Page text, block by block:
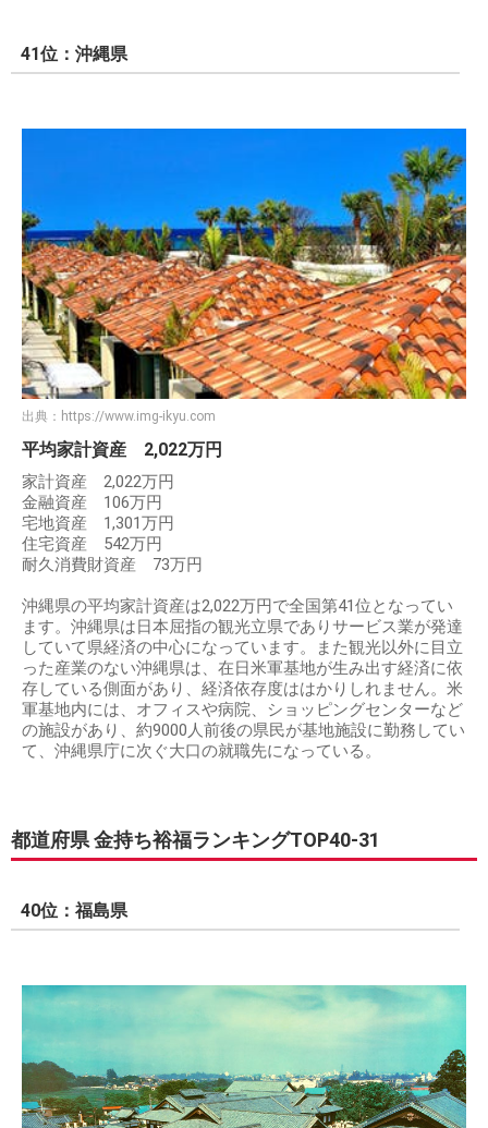
41位：沖縄県
出典： https://www.img-ikyu.com
平均家計資産 2,022万円
家計資産 2,022万円
金融資産 106万円
宅地資産 1,301万円
住宅資産 542万円
耐久消費財資産 73万円
沖縄県の平均家計資産は2,022万円で全国第41位となってい
ます。沖縄県は日本屈指の観光立県でありサービス業が発達
していて県経済の中心になっています。また観光以外に目立
った産業のない沖縄県は、在日米軍基地が生み出す経済に依
存している側面があり、経済依存度ははかりしれません。米
軍基地内には、オフィスや病院、ショッピングセンターなど
の施設があり、約9000人前後の県民が基地施設に勤務してい
て、沖縄県庁に次ぐ大口の就職先になっている。
都道府県 金持ち裕福ランキングTOP40-31
40位：福島県